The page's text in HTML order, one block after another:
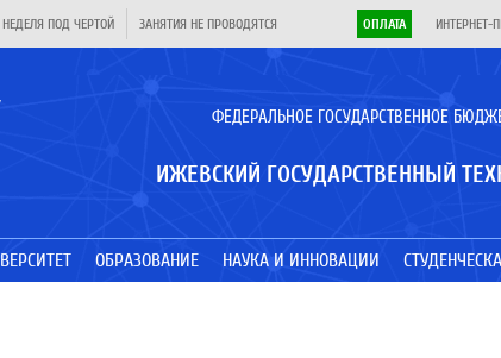
НЕДЕЛЯ ПОД ЧЕРТОЙ ЗАНЯТИЯ НЕ ПРОВОДЯТСЯ ОПЛАТА ИНТЕРНЕТ-
ФЕДЕРАЛЬНОЕ ГОСУДАРСТВЕННОЕ
ИЖЕВСКИЙ ГОСУДАРСТВЕННЫЙ
ОБРАЗОВАНИЕ НАУКА И ИННОВАЦИИ